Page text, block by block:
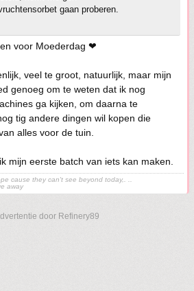
gaan proberen.
voor Moederdag ❤
veel te groot, natuurlijk, maar mijn
genoeg om te weten dat ik nog
ga kijken, om daarna te
tig andere dingen wil kopen die
alles voor de tuin.
mijn eerste batch van iets kan maken.
cause they can't see beyond today,. ..
away
door Refinery89